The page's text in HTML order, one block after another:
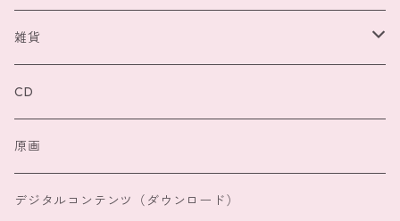
フィリル
スカラー
フィリル
ワンピース
スカラー
フィリル
アウター
スカラー
フィリル
マフラー、手袋
レインウェア
バッグ
雑貨
猫雑貨
CD
原画
デジタルコンテンツ（ダウンロード）